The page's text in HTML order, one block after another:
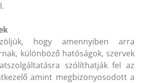
hogy amennyiben arra
különböző hatóságok, szervek
szólíthatják fel az
amint megbizonyosodott a